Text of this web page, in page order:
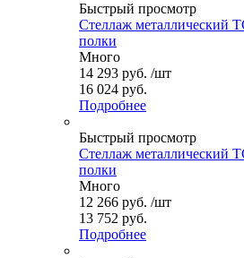
Быстрый просмотр
Стеллаж металлический
полки
Много
14 293 руб. /шт
16 024 руб.
Подробнее
Быстрый просмотр
Стеллаж металлический
полки
Много
12 266 руб. /шт
13 752 руб.
Подробнее